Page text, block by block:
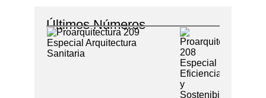
Últimos Números